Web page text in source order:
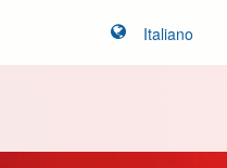
Italiano